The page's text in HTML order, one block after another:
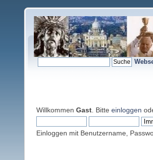
Willkommen Gast . Bitte einloggen
Einloggen mit Benutzername,